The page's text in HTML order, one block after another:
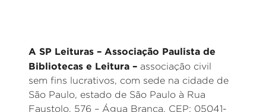
A SP Leituras – Associação Paulista de
Bibliotecas e Leitura – associação civil
sem fins lucrativos, com sede na cidade de
São Paulo, estado de São Paulo à Rua
Faustolo, 576 – Água Branca, CEP: 05041-